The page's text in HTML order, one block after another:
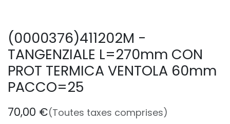
(0000376)411202M -
TANGENZIALE L=270mm CON
PROT TERMICA VENTOLA 60mm
PACCO=25
70,00 €(Toutes taxes comprises)